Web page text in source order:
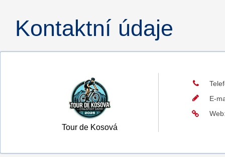
Kontaktní údaje
Tour de Kosová
E-